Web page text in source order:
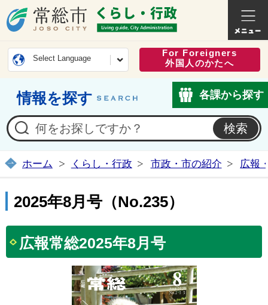
常総市公式ホームページ
くらし
Select Language
For Foreigners
外国人のかたへ
情報を探す 各課から探す
ホーム くらし・行政 市政・市の紹介 広報
2025年8月号（No.235）
広報常総2025年8月号